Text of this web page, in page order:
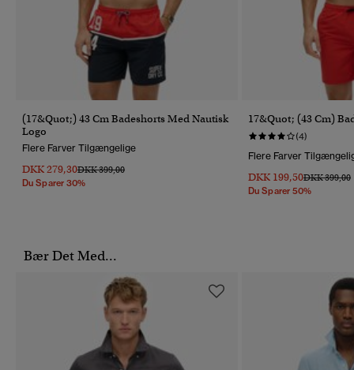
(17&quot;) 43 Cm Badeshorts Med Nautisk
Logo
Flere Farver Tilgængelige
DKK 279,30Pris Nedsat Fra
DKK 399,00Til
Du Sparer 30%
17&quot; (43 Cm)
(4)
Flere Farver
DKK 199,50Pris Nedsat
DKK 399,00
Du Sparer 50%
Bær Det Med...